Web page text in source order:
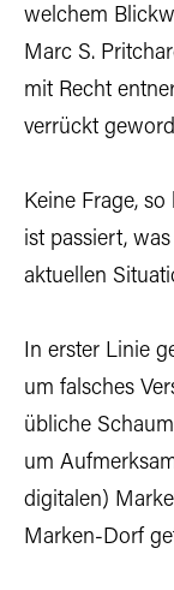
welchem
Marc S.
mit Recht
verrückt
Keine Frage,
ist passiert,
aktuellen
In erster Linie
um falsches
übliche
um
digitalen)
Marken-Dorf